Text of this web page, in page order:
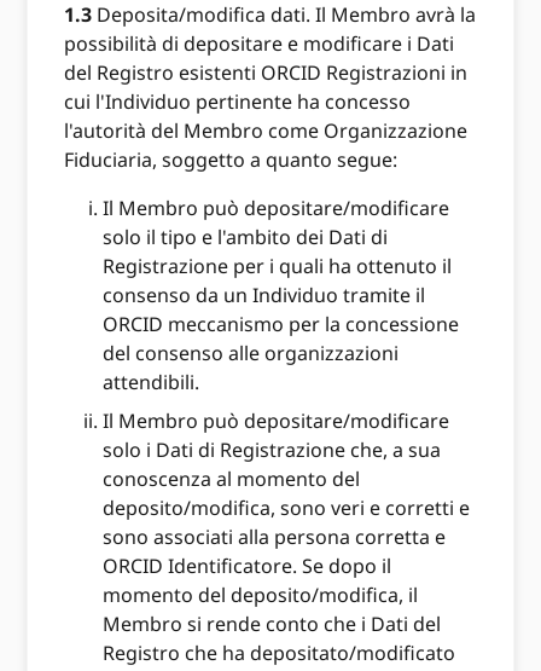
1.3 Deposita/modifica dati. Il Membro avrà la
possibilità di depositare e modificare i Dati
del Registro esistenti ORCID Registrazioni in
cui l'Individuo pertinente ha concesso
l'autorità del Membro come Organizzazione
Fiduciaria, soggetto a quanto segue:
Il Membro può depositare/modificare
solo il tipo e l'ambito dei Dati di
Registrazione per i quali ha ottenuto il
consenso da un Individuo tramite il
ORCID meccanismo per la concessione
del consenso alle organizzazioni
attendibili.
Il Membro può depositare/modificare
solo i Dati di Registrazione che, a sua
conoscenza al momento del
deposito/modifica, sono veri e corretti e
sono associati alla persona corretta e
ORCID Identificatore. Se dopo il
momento del deposito/modifica, il
Membro si rende conto che i Dati del
Registro che ha depositato/modificato